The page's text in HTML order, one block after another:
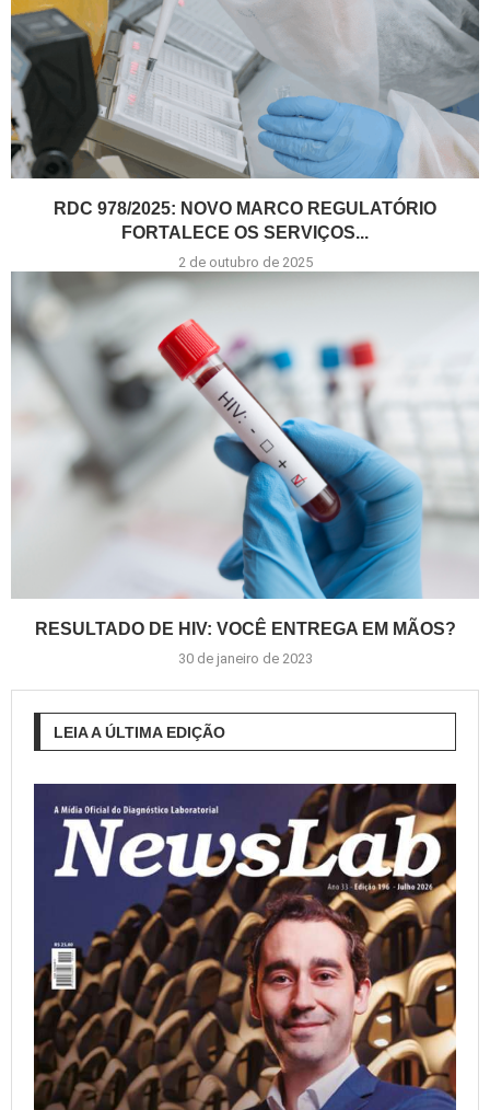
RDC 978/2025: NOVO MARCO REGULATÓRIO
FORTALECE OS SERVIÇOS...
2 de outubro de 2025
RESULTADO DE HIV: VOCÊ ENTREGA EM MÃOS?
30 de janeiro de 2023
LEIA A ÚLTIMA EDIÇÃO